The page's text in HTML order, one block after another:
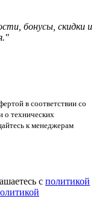
бонусы, скидки и
в соответствии со
о технических
к менеджерам
с политикой